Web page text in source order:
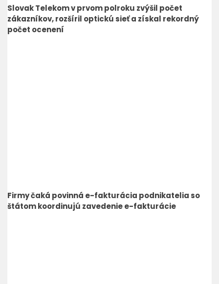
Slovak Telekom v prvom polroku zvýšil počet
zákazníkov, rozšíril optickú sieť a získal rekordný
počet ocenení
Firmy čaká povinná e-fakturácia podnikatelia so
štátom koordinujú zavedenie e-fakturácie